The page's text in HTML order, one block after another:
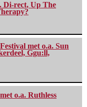
Di-rect, Up The
met o.a. Sun
Ggu:ll,
o.a. Ruthless